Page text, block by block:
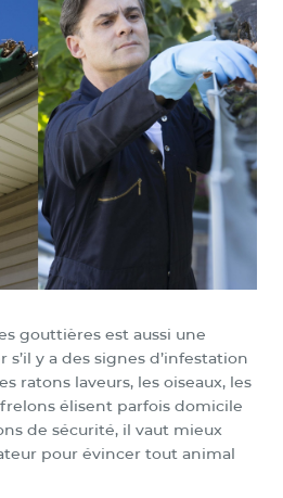
gouttières est aussi une
y a des signes d’infestation
ratons laveurs, les oiseaux, les
élisent parfois domicile
de sécurité, il vaut mieux
pour évincer tout animal